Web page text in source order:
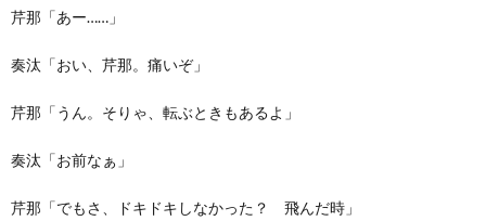
芹那「あー……」
奏汰「おい、芹那。痛いぞ」
芹那「うん。そりゃ、転ぶときもあるよ」
奏汰「お前なぁ」
芹那「でもさ、ドキドキしなかった？ 飛んだ時」